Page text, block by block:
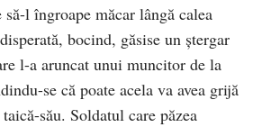
l îngroape măcar lângă calea
bocind, găsise un ştergar
l-a aruncat unui muncitor de la
se că poate acela va avea grijă
său. Soldatul care păzea